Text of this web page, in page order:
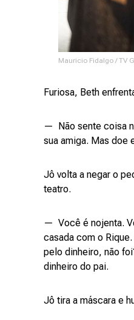
Mauricio Fidalgo / TV
Furiosa, Beth
— Não sente coisa
sua amiga. Mas doe
Jô volta a negar o
teatro.
— Você é nojenta.
casada com o
pelo dinheiro, não
dinheiro do pai.
Jô tira a máscara e